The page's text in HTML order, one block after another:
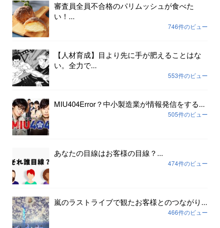
審査員全員不合格のパリムッシュが食べた
い！...
746件のビュー
【人材育成】目より先に手が肥えることはな
い。全力で...
553件のビュー
MIU404Error？中小製造業が情報発信をする...
505件のビュー
あなたの目線はお客様の目線？...
474件のビュー
嵐のラストライブで観たお客様とのつながり...
466件のビュー